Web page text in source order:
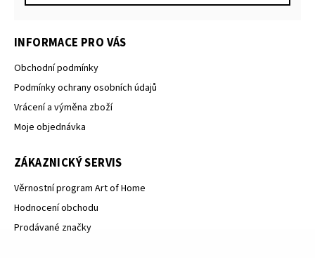
INFORMACE PRO VÁS
Obchodní podmínky
Podmínky ochrany osobních údajů
Vrácení a výměna zboží
Moje objednávka
ZÁKAZNICKÝ SERVIS
Věrnostní program Art of Home
Hodnocení obchodu
Prodávané značky